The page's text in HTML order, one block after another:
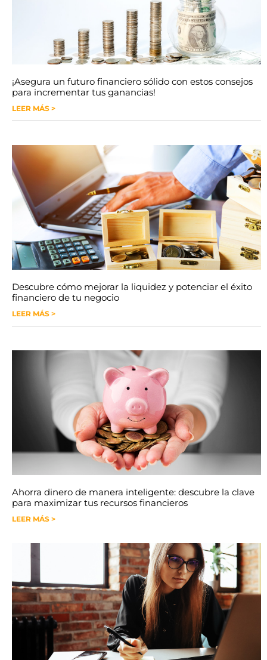
¡Asegura un futuro financiero sólido con estos consejos
para incrementar tus ganancias!
LEER MÁS >
Descubre cómo mejorar la liquidez y potenciar el éxito
financiero de tu negocio
LEER MÁS >
Ahorra dinero de manera inteligente: descubre la clave
para maximizar tus recursos financieros
LEER MÁS >